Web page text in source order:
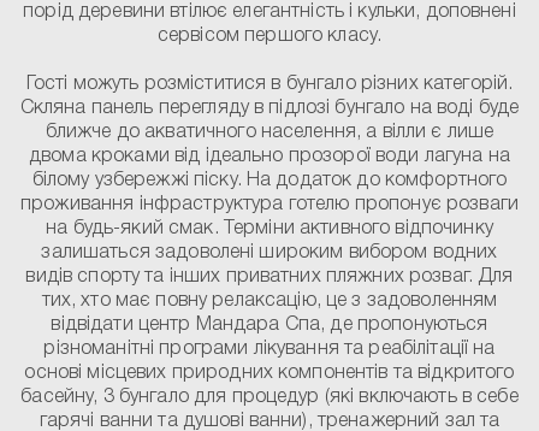
порід деревини втілює елегантність і кульки, доповнені
сервісом першого класу.
Гості можуть розміститися в бунгало різних категорій.
Скляна панель перегляду в підлозі бунгало на воді буде
ближче до акватичного населення, а вілли є лише
двома кроками від ідеально прозорої води лагуна на
білому узбережжі піску. На додаток до комфортного
проживання інфраструктура готелю пропонує розваги
на будь-який смак. Терміни активного відпочинку
залишаться задоволені широким вибором водних
видів спорту та інших приватних пляжних розваг. Для
тих, хто має повну релаксацію, це з задоволенням
відвідати центр Мандара Спа, де пропонуються
різноманітні програми лікування та реабілітації на
основі місцевих природних компонентів та відкритого
басейну, 3 бунгало для процедур (які включають в себе
гарячі ванни та душові ванни), тренажерний зал та